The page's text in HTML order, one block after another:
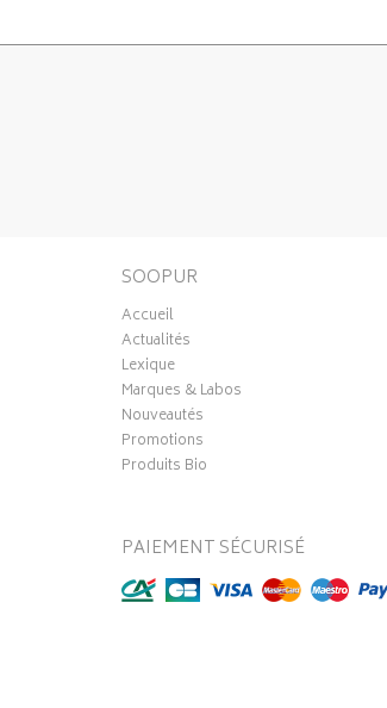
SOOPUR
Accueil
Actualités
Lexique
Marques & Labos
Nouveautés
Promotions
Produits Bio
PAIEMENT SÉCURISÉ